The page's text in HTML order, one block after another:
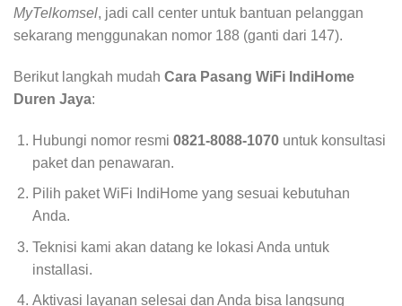
MyTelkomsel, jadi call center untuk bantuan pelanggan
sekarang menggunakan nomor 188 (ganti dari 147).
Berikut langkah mudah Cara Pasang WiFi IndiHome
Duren Jaya:
Hubungi nomor resmi 0821-8088-1070untuk konsultasi
paket dan penawaran.
Pilih paket WiFi IndiHome yang sesuai kebutuhan
Anda.
Teknisi kami akan datang ke lokasi Anda untuk
installasi.
Aktivasi layanan selesai dan Anda bisa langsung